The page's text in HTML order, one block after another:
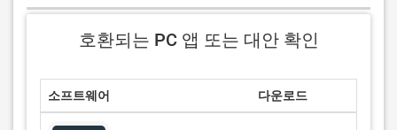
호환되는 PC 앱 또는 대안 확인
소프트웨어 다운로드